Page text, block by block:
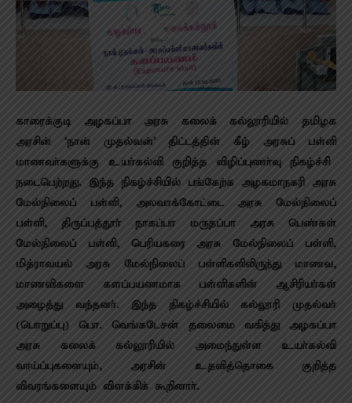
காரைக்குடி அழகப்பா அரசு கலைக் கல்லூரியில் தமிழக
அரசின் ‘நான் முதல்வன்’ திட்டத்தின் கீழ் அரசுப் பள்ளி
மாணவா்களுக்கு உயா்கல்வி குறித்த விழிப்புணா்வு நிகழ்ச்சி
நடைபெற்றது. இந்த நிகழ்ச்சியில் பங்கேற்க அழகமாநகரி அரசு
மேல்நிலைப் பள்ளி, அலவாக்கோட்டை அரசு மேல்நிலைப்
பள்ளி, திருப்பத்தூா் நாகப்பா மருதப்பா அரசு பெண்கள்
மேல்நிலைப் பள்ளி, பெரியகரை அரசு மேல்நிலைப் பள்ளி,
மித்ராவயல் அரசு மேல்நிலைப் பள்ளிகளிலிருந்து மாணவ,
மாணவிகளை களப்பயணமாக பள்ளிகளின் ஆசிரியா்கள்
அழைத்து வந்தனா். இந்த நிகழ்ச்சியில் கல்லூரி முதல்வா்
(பொறுப்பு) பொ. வெங்கடேசன் தலைமை வகித்து அழகப்பா
அரசு கலைக் கல்லூரியில் அமைந்துள்ள உயா்கல்வி
வாய்ப்புகளையும், அரசின் உதவித்தொகை குறித்த
விவரங்களையும் விளக்கிக் கூறினாா்.